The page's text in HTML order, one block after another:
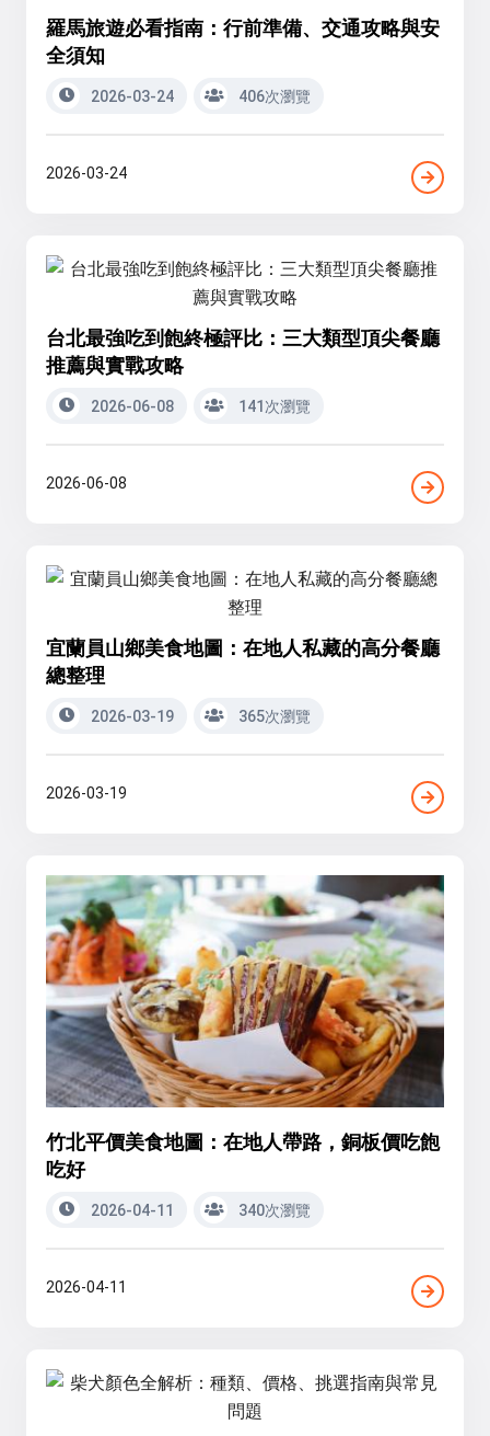
羅馬旅遊必看指南：行前準備、交通攻略與安
全須知
2026-03-24 406次瀏覽
2026-03-24
台北最強吃到飽終極評比：三大類型頂尖餐廳
推薦與實戰攻略
2026-06-08 141次瀏覽
2026-06-08
宜蘭員山鄉美食地圖：在地人私藏的高分餐廳
總整理
2026-03-19 365次瀏覽
2026-03-19
竹北平價美食地圖：在地人帶路，銅板價吃飽
吃好
2026-04-11 340次瀏覽
2026-04-11